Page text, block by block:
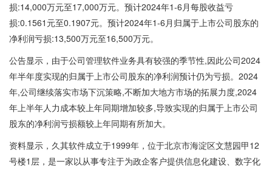
损:14,000万元至17,000万元。预计2024年1-6月每股收益亏
损:0.1561元至0.1907元。预计2024年1-6月归属于上市公司股东的
净利润亏损:13,500万元至16,500万元。
公告显示，由于公司管理软件业务具有较强的季节性,因此公司2024
年半年度实现的归属于上市公司股东的净利润预计仍为亏损。2024
年,公司继续落实市场下沉策略,不断加大地方市场的拓展力度,2024
年上半年人力成本较上年同期增加较多,导致实现的归属于上市公司
股东的净利润亏损额较上年同期有所加大。
资料显示，久其软件成立于1999年，位于北京市海淀区文慧园甲12
号楼1层，是一家以从事专注于为政企客户提供信息化建设、数字化